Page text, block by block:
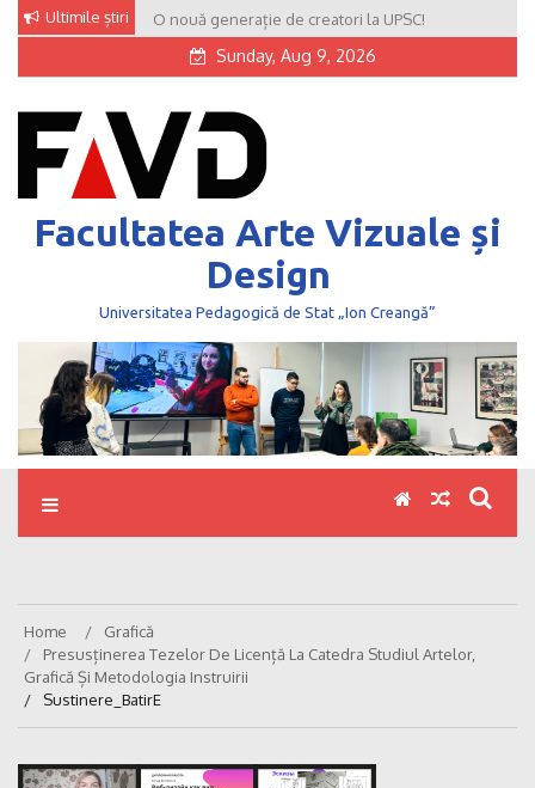
Skip
content
Ultimile știri O nouă generație de creatori la UPSC!
Sunday, Aug 9, 2026
Facultatea Arte Vizuale și
Design
Universitatea Pedagogică de Stat „Ion Creangă”
Home
Grafică
Presusținerea Tezelor De Licență La Catedra Studiul Artelor,
Grafică Și Metodologia Instruirii
Sustinere_BatirE